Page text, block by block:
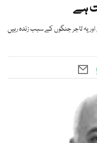
ہے
یہ تاجر جنگوں کے سبب زندہ رہیں